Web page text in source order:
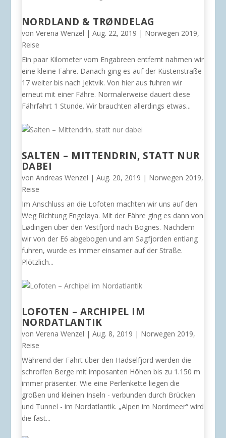
NORDLAND & TRØNDELAG
von Verena Wenzel | Aug. 22, 2019 | Norwegen 2019,
Reise
Ein paar Kilometer vom Engabreen entfernt nahmen wir
eine kleine Fähre. Danach ging es auf der Küstenstraße
17 weiter bis nach Jektvik. Von hier aus fuhren wir
erneut mit einer Fähre. Normalerweise dauert diese
Fährfahrt 1 Stunde. Wir brauchten allerdings etwas...
SALTEN – MITTENDRIN, STATT NUR
DABEI
von Andreas Wenzel | Aug. 20, 2019 | Norwegen 2019,
Reise
Im Anschluss an die Lofoten machten wir uns auf den
Weg Richtung Engeløya. Mit der Fähre ging es dann von
Lødingen über den Vestfjord nach Bognes. Nachdem
wir von der E6 abgebogen und am Sagfjorden entlang
fuhren, wurde es immer einsamer auf der Straße.
Plötzlich...
LOFOTEN – ARCHIPEL IM
NORDATLANTIK
von Verena Wenzel | Aug. 8, 2019 | Norwegen 2019,
Reise
Während der Fahrt über den Hadselfjord werden die
schroffen Berge mit imposanten Höhen bis zu 1.150 m
immer präsenter. Wie eine Perlenkette liegen die
großen und kleinen Inseln - verbunden durch Brücken
und Tunnel - im Nordatlantik. „Alpen im Nordmeer“ wird
die fast...